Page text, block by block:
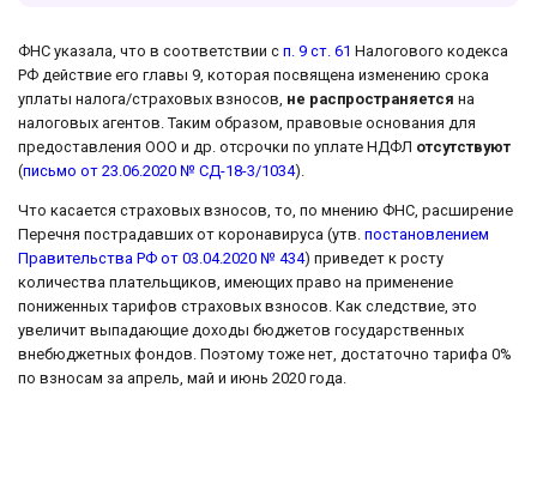
ФНС указала, что в соответствии с п. 9 ст. 61 Налогового кодекса
РФ действие его главы 9, которая посвящена изменению срока
уплаты налога/страховых взносов, не распространяется на
налоговых агентов. Таким образом, правовые основания для
предоставления ООО и др. отсрочки по уплате НДФЛ отсутствуют
(письмо от 23.06.2020 № СД-18-3/1034).
Что касается страховых взносов, то, по мнению ФНС, расширение
Перечня пострадавших от коронавируса (утв. постановлением
Правительства РФ от 03.04.2020 № 434) приведет к росту
количества плательщиков, имеющих право на применение
пониженных тарифов страховых взносов. Как следствие, это
увеличит выпадающие доходы бюджетов государственных
внебюджетных фондов. Поэтому тоже нет, достаточно тарифа 0%
по взносам за апрель, май и июнь 2020 года.